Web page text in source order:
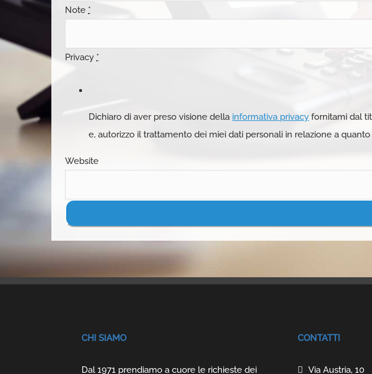
Note *
Privacy *
Dichiaro di aver preso visione della informativa privacy fornitami dal
e, autorizzo il trattamento dei miei dati personali in relazione a quanto
Website
CHI SIAMO
Dal 1971 prendiamo a cuore le richieste dei
CONTATTI
Via Austria, 10